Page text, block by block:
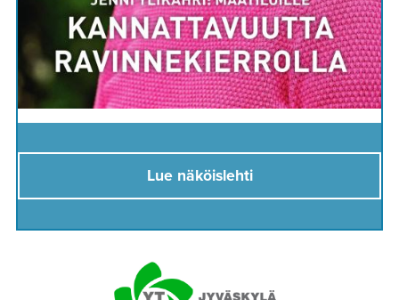
Lue näköislehti